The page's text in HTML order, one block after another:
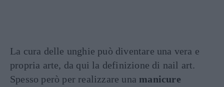
La cura delle unghie può diventare una vera e
propria arte, da qui la definizione di nail art.
Spesso però per realizzare una manicure